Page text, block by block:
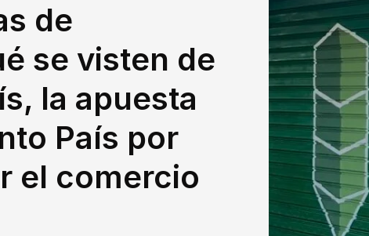
de
se visten de
la apuesta
País por
el comercio